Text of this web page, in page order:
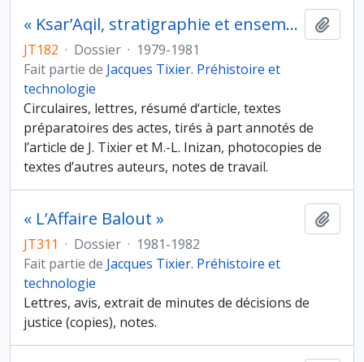
« Ksar’Aqil, stratigraphie et ensembles lithiques dans le Paléolihique supérieur, fouilles 1971–1975 », communication au Colloque international du C.N.R.S. “Préhistoire du Levant”, Lyon 10-14 juin 1980 et préparation des actes
JT182 · Dossier · 1979-1981
Fait partie de Jacques Tixier. Préhistoire et
technologie
Circulaires, lettres, résumé d‘article, textes
préparatoires des actes, tirés à part annotés de
l’article de J. Tixier et M.-L. Inizan, photocopies de
textes d’autres auteurs, notes de travail.
« L’Affaire Balout »
JT311 · Dossier · 1981-1982
Fait partie de Jacques Tixier. Préhistoire et
technologie
Lettres, avis, extrait de minutes de décisions de
justice (copies), notes.